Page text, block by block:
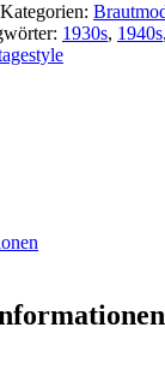
Kategorien:
1930s, 1940s,